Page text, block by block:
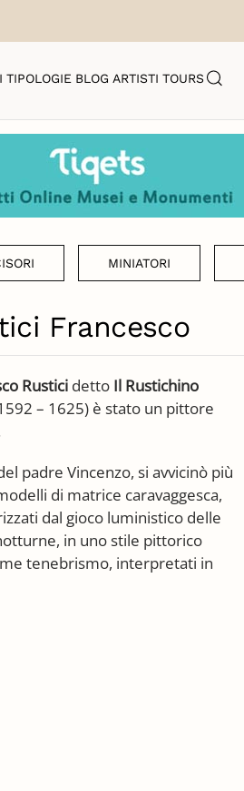
TIPOLOGIE BLOG ARTISTI TOURS
MINIATORI
Francesco
Rustici detto Il Rustichino
– 1625) è stato un pittore
padre Vincenzo, si avvicinò più
di matrice caravaggesca,
dal gioco luministico delle
in uno stile pittorico
tenebrismo, interpretati in